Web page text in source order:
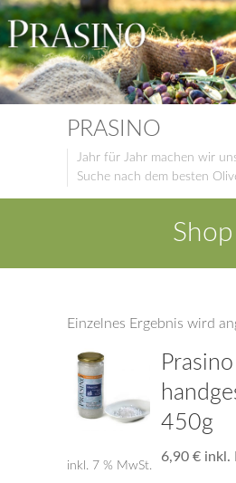
PRASINO
Jahr für Jahr machen wir
Suche nach dem besten
Shop
Einzelnes Ergebnis wird
450g
6,90 € inkl.
inkl. 7 % MwSt.